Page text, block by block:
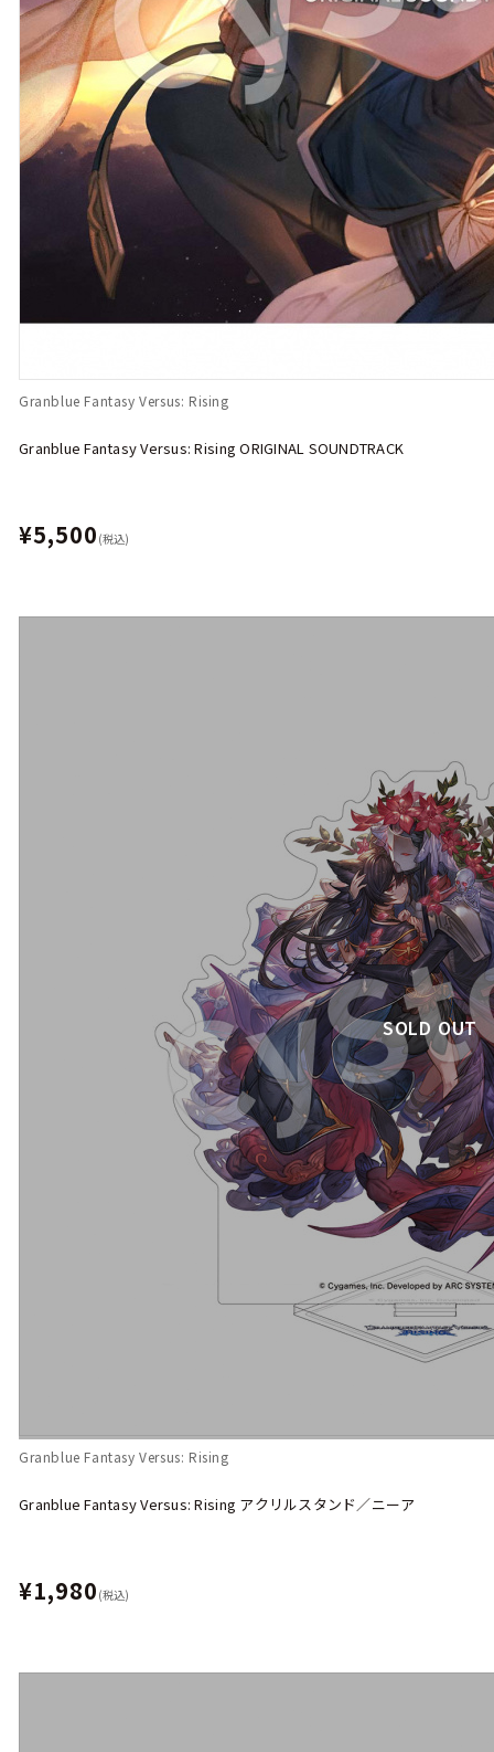
Granblue Fantasy Versus: Rising
Granblue Fantasy Versus: Rising ORIGINAL SOUNDTRACK
¥5,500 (税込)
SOLD OUT
Granblue Fantasy Versus: Rising
Granblue Fantasy Versus: Rising アクリルスタンド／ニーア
¥1,980 (税込)